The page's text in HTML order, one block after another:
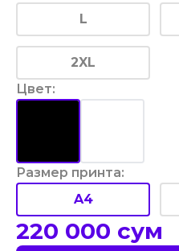
L
2XL
Цвет:
Размер принта:
A4
220 000 сум